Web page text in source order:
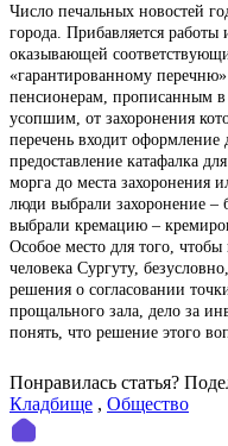
Число печальных новостей
города. Прибавляется
оказывающей
«гарантированному
пенсионерам, прописанным
усопшим, от захоронения
перечень входит оформление
предоставление катафалка
морга до места захоронения
люди выбрали захоронение –
выбрали кремацию –
Особое место для того,
человека Сургуту,
решения о согласовании
прощального зала, дело за
понять, что решение этого
Понравилась статья?
Кладбище , Общество